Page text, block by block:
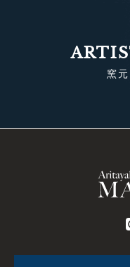
窯